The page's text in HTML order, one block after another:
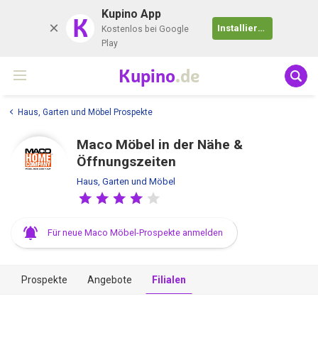
K Kupino App
Kostenlos bei Google
Play
Installieren
Kupino.de
Haus, Garten und Möbel Prospekte
Maco Möbel in der Nähe &
Öffnungszeiten
Haus, Garten und Möbel
Für neue Maco Möbel-Prospekte anmelden
Prospekte Angebote Filialen